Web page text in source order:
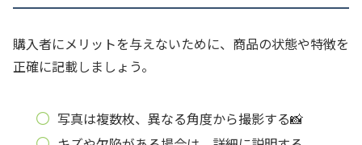
購入者にメリットを与えないために、商品の状態や特徴を
正確に記載しましょう。
写真は複数枚、異なる角度から撮影する📸